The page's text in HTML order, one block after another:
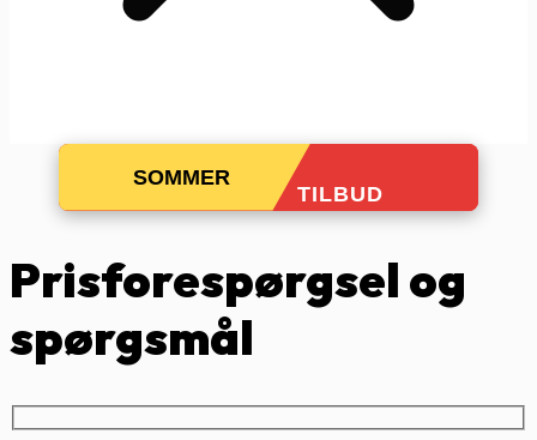
SOMMER
TILBUD
Prisforespørgsel og
spørgsmål